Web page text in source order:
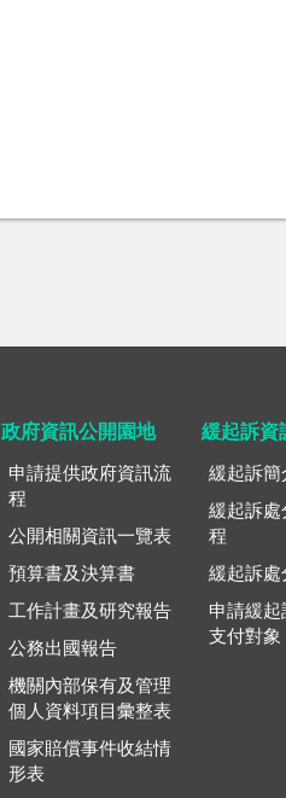
政府資訊公開園地
申請提供政府資訊流
程
公開相關資訊一覽表
預算書及決算書
工作計畫及研究報告
公務出國報告
機關內部保有及管理
個人資料項目彙整表
國家賠償事件收結情
形表
緩起訴資
緩起訴簡
緩起訴處
程
緩起訴處
申請緩起
支付對象